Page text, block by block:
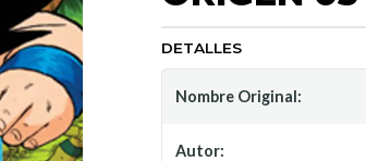
DETALLES
Nombre Original:
Autor: